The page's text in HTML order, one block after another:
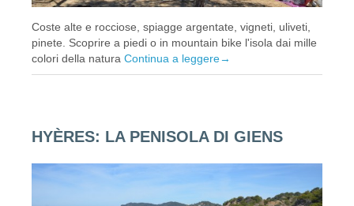
Coste alte e rocciose, spiagge argentate, vigneti, uliveti,
pinete. Scoprire a piedi o in mountain bike l'isola dai mille
colori della natura Continua a leggere→
HYÈRES: LA PENISOLA DI GIENS